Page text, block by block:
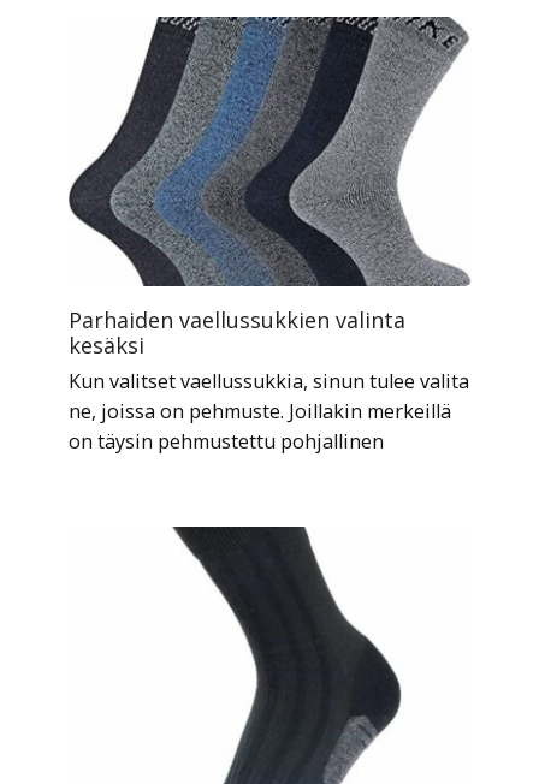
Parhaiden vaellussukkien valinta
kesäksi
Kun valitset vaellussukkia, sinun tulee valita
ne, joissa on pehmuste. Joillakin merkeillä
on täysin pehmustettu pohjallinen